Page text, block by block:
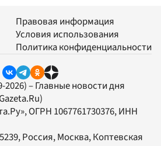
Правовая информация
Условия использования
Политика конфиденциальности
2026) – Главные новости дня
, ОГРН 1067761730376, ИНН
Россия, Москва, Коптевская